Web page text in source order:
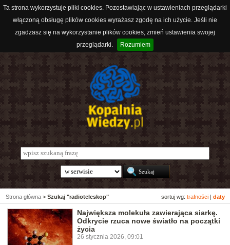
Ta strona wykorzystuje pliki cookies. Pozostawiając w ustawieniach przeglądarki
włączoną obsługę plików cookies wyrażasz zgodę na ich użycie. Jeśli nie
zgadzasz się na wykorzystanie plików cookies, zmień ustawienia swojej
przeglądarki.
Rozumiem
sortuj wg: trafności daty
Strona główna > Szukaj "radioteleskop"
Największa molekuła zawierająca siarkę.
Odkrycie rzuca nowe światło na początki
życia
26 stycznia 2026, 09:01